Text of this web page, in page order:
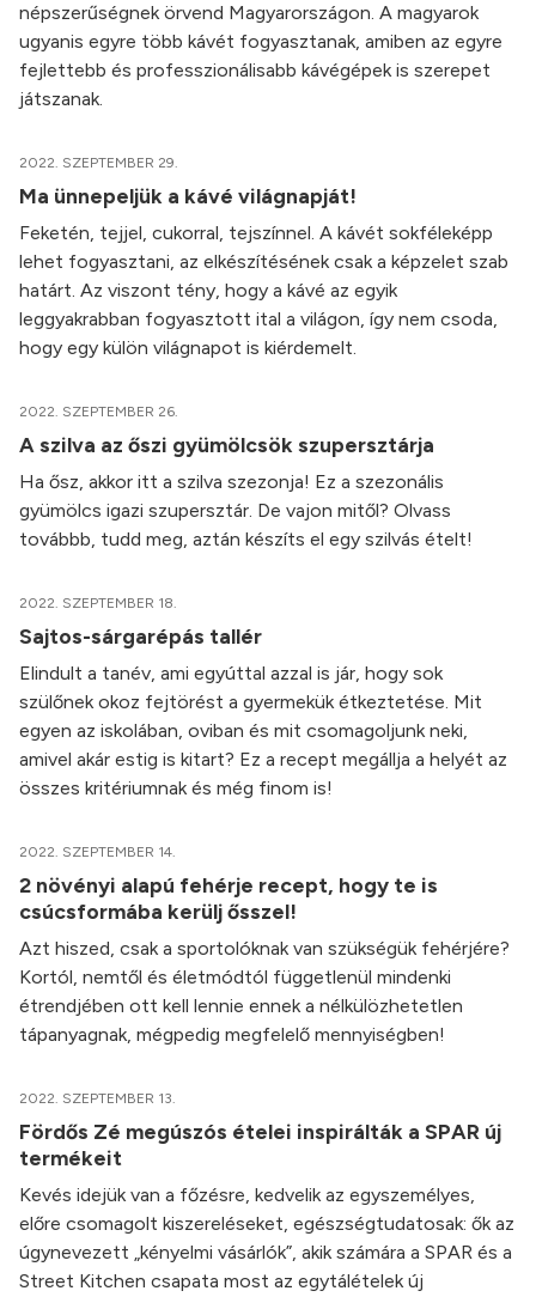
népszerűségnek örvend Magyarországon. A magyarok
ugyanis egyre több kávét fogyasztanak, amiben az egyre
fejlettebb és professzionálisabb kávégépek is szerepet
játszanak.
2022. SZEPTEMBER 29.
Ma ünnepeljük a kávé világnapját!
Feketén, tejjel, cukorral, tejszínnel. A kávét sokféleképp
lehet fogyasztani, az elkészítésének csak a képzelet szab
határt. Az viszont tény, hogy a kávé az egyik
leggyakrabban fogyasztott ital a világon, így nem csoda,
hogy egy külön világnapot is kiérdemelt.
2022. SZEPTEMBER 26.
A szilva az őszi gyümölcsök szupersztárja
Ha ősz, akkor itt a szilva szezonja! Ez a szezonális
gyümölcs igazi szupersztár. De vajon mitől? Olvass
továbbb, tudd meg, aztán készíts el egy szilvás ételt!
2022. SZEPTEMBER 18.
Sajtos-sárgarépás tallér
Elindult a tanév, ami egyúttal azzal is jár, hogy sok
szülőnek okoz fejtörést a gyermekük étkeztetése. Mit
egyen az iskolában, oviban és mit csomagoljunk neki,
amivel akár estig is kitart? Ez a recept megállja a helyét az
összes kritériumnak és még finom is!
2022. SZEPTEMBER 14.
2 növényi alapú fehérje recept, hogy te is
csúcsformába kerülj ősszel!
Azt hiszed, csak a sportolóknak van szükségük fehérjére?
Kortól, nemtől és életmódtól függetlenül mindenki
étrendjében ott kell lennie ennek a nélkülözhetetlen
tápanyagnak, mégpedig megfelelő mennyiségben!
2022. SZEPTEMBER 13.
Fördős Zé megúszós ételei inspirálták a SPAR új
termékeit
Kevés idejük van a főzésre, kedvelik az egyszemélyes,
előre csomagolt kiszereléseket, egészségtudatosak: ők az
úgynevezett „kényelmi vásárlók”, akik számára a SPAR és a
Street Kitchen csapata most az egytálételek új